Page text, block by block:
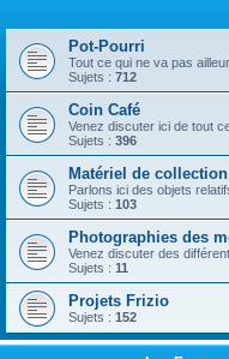
Pot-Pourri
Tout ce qui ne va pas
Sujets : 712
Coin Café
Venez discuter ici de tout
Sujets : 396
Matériel de collection
Parlons ici des objets
Sujets : 103
Photographies des
Venez discuter des
Sujets : 11
Projets Frizio
Sujets : 152